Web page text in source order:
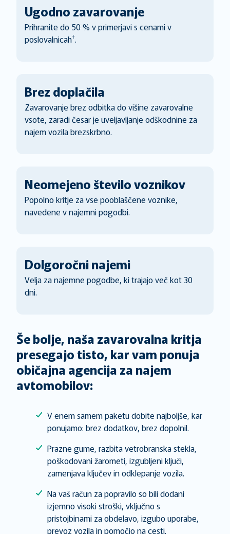
Ugodno zavarovanje
Prihranite do 50 % v primerjavi s cenami v
poslovalnicah†.
Brez doplačila
Zavarovanje brez odbitka do višine zavarovalne
vsote, zaradi česar je uveljavljanje odškodnine za
najem vozila brezskrbno.
Neomejeno število voznikov
Popolno kritje za vse pooblaščene voznike,
navedene v najemni pogodbi.
Dolgoročni najemi
Velja za najemne pogodbe, ki trajajo več kot 30
dni.
Še bolje, naša zavarovalna kritja
presegajo tisto, kar vam ponuja
običajna agencija za najem
avtomobilov:
V enem samem paketu dobite najboljše, kar
ponujamo: brez dodatkov, brez dopolnil.
Prazne gume, razbita vetrobranska stekla,
poškodovani žarometi, izgubljeni ključi,
zamenjava ključev in odklepanje vozila.
Na vaš račun za popravilo so bili dodani
izjemno visoki stroški, vključno s
pristojbinami za obdelavo, izgubo uporabe,
prevoz vozila in pomočjo na cesti.